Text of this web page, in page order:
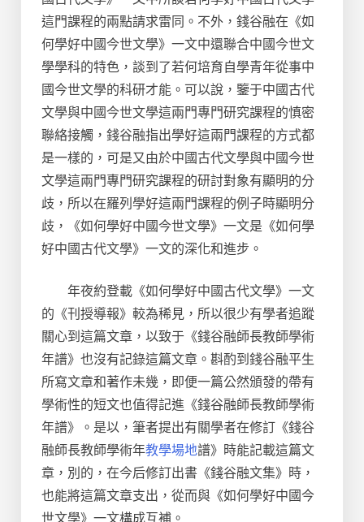
這門課程的兩點請求雷同。不外，錢谷融在《如
何學好中國今世文學》一文中還聯合中國今世文
學學科的特色，談到了若何培育自學青年從事中
國今世文學的科研才能。可以說，鑒于中國古代
文學與中國今世文學這兩門專門研究課程的慎密
聯絡接觸，錢谷融指出學好這兩門課程的方式都
是一樣的，可是又由於中國古代文學與中國今世
文學這兩門專門研究課程的研討對象有顯明的分
歧，所以在羅列學好這兩門課程的例子時顯明分
歧，《如何學好中國今世文學》一文是《如何學
好中國古代文學》一文的深化和進步。
年夜約登載《如何學好中國古代文學》一文
的《刊授導報》較為稀見，所以很少有學者追蹤
關心到這篇文章，以致于《錢谷融師長教師學術
年譜》也沒有記錄這篇文章。斟酌到錢谷融平生
所寫文章和著作未幾，即便一篇公然頒發的帶有
學術性的短文也值得記進《錢谷融師長教師學術
年譜》。是以，筆者提出有關學者在修訂《錢谷
融師長教師學術年教學場地譜》時能記載這篇文
章，別的，在今后修訂出書《錢谷融文集》時，
也能將這篇文章支出，從而與《如何學好中國今
世文學》一文構成互補。